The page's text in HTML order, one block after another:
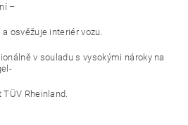
–
osvěžuje interiér vozu.
v souladu s vysokými nároky na
Rheinland.